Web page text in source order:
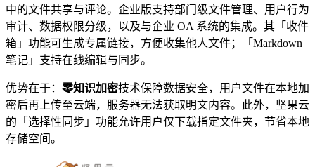
中的文件共享与评论。企业版支持部门级文件管理、用户行为
审计、数据权限分级，以及与企业 OA 系统的集成。其「收件
箱」功能可生成专属链接，方便收集他人文件；「Markdown
笔记」支持在线编辑与同步。
优势在于： 零知识加密技术保障数据安全，用户文件在本地加
密后再上传至云端，服务器无法获取明文内容。此外，坚果云
的「选择性同步」功能允许用户仅下载指定文件夹，节省本地
存储空间。